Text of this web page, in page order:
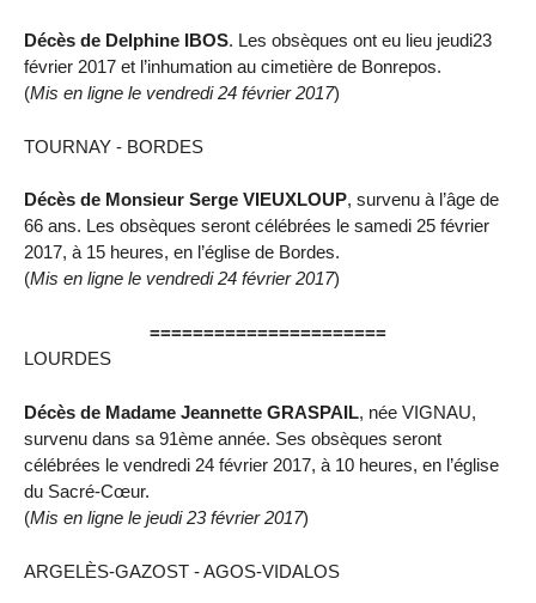
Décès de Delphine IBOS. Les obsèques ont eu lieu jeudi23
février 2017 et l’inhumation au cimetière de Bonrepos.
(Mis en ligne le vendredi 24 février 2017)
TOURNAY - BORDES
Décès de Monsieur Serge VIEUXLOUP, survenu à l’âge de
66 ans. Les obsèques seront célébrées le samedi 25 février
2017, à 15 heures, en l’église de Bordes.
(Mis en ligne le vendredi 24 février 2017)
======================
LOURDES
Décès de Madame Jeannette GRASPAIL, née VIGNAU,
survenu dans sa 91ème année. Ses obsèques seront
célébrées le vendredi 24 février 2017, à 10 heures, en l’église
du Sacré-Cœur.
(Mis en ligne le jeudi 23 février 2017)
ARGELÈS-GAZOST - AGOS-VIDALOS